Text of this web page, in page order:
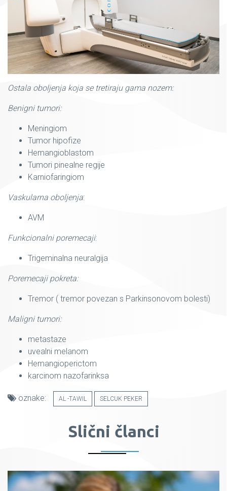
Ostala oboljenja koja se tretiraju gama nozem:
Benigni tumori:
Meningiom
Tumor hipofize
Hemangioblastom
Tumori pinealne regije
Karniofaringiom
Vaskularna oboljenja:
AVM
Funkcionalni poremecaji:
Trigeminalna neuralgija
Poremecaji pokreta:
Tremor ( tremor povezan s Parkinsonovom bolesti)
Maligni tumori:
metastaze
uvealni melanom
Hemangioperictom
karcinom nazofarinksa
oznake: AL -TAWIL SELCUK PEKER
Slični članci